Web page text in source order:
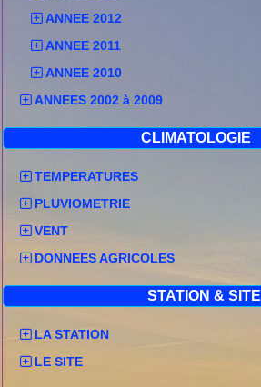
ANNEE 2012
ANNEE 2011
ANNEE 2010
ANNEES 2002 à 2009
CLIMATOLOGIE
TEMPERATURES
PLUVIOMETRIE
VENT
DONNEES AGRICOLES
STATION & SITE
LA STATION
LE SITE